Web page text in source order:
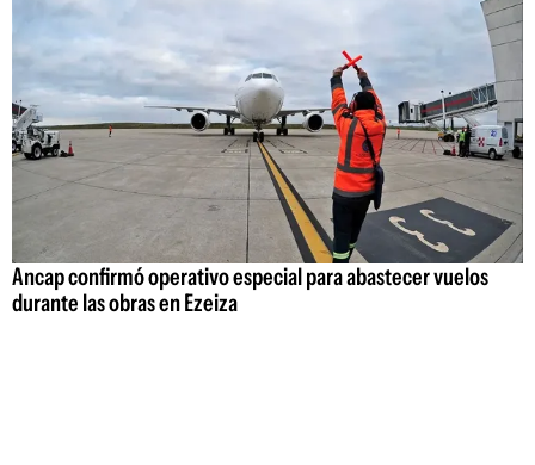
Ancap confirmó operativo especial para abastecer vuelos
durante las obras en Ezeiza